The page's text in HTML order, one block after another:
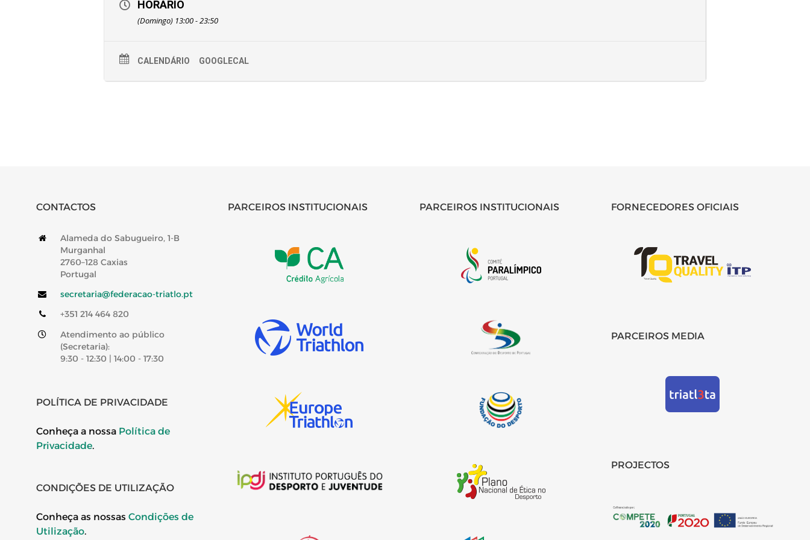
HORÁRIO
(Domingo) 13:00 - 23:50
CALENDÁRIO GOOGLECAL
CONTACTOS
Alameda do Sabugueiro, 1-B
Murganhal
2760–128 Caxias
Portugal
secretaria@federacao-triatlo.pt
+351 214 464 820
Atendimento ao público
(Secretaria):
9:30 - 12:30 | 14:00 - 17:30
POLÍTICA DE PRIVACIDADE
Conheça a nossa Política de
Privacidade.
CONDIÇÕES DE UTILIZAÇÃO
Conheça as nossas Condições de
Utilização.
PARCEIROS INSTITUCIONAIS PARCEIROS INSTITUCIONAIS FORNECEDORES OFICIAIS
PARCEIROS MEDIA
PROJECTOS